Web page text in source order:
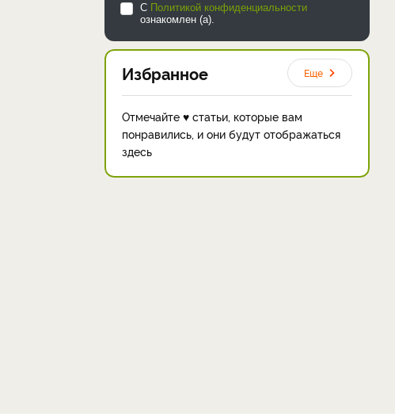
С Политикой конфиденциальности
ознакомлен (а).
Избранное Еще
Отмечайте ♥ статьи, которые вам
понравились, и они будут отображаться
здесь